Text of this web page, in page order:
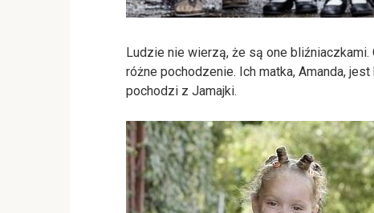
Ludzie nie wierzą, że są one bliźniaczkami.
różne pochodzenie. Ich matka, Amanda,
pochodzi z Jamajki.